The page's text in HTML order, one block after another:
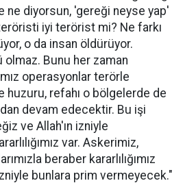
ne diyorsun, 'gereği neyse yap'
iyi terörist mi? Ne farkı
o da insan öldürüyor.
Bunu her zaman
operasyonlar terörle
refahı o bölgelerde de
devam edecektir. Bu işi
ve Allah'ın izniyle
var. Askerimiz,
beraber kararlılığımız
bunlara prim vermeyecek."